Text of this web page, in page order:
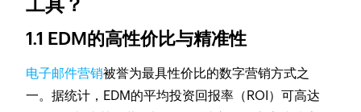
1.1 EDM的高性价比与精准性
电子邮件营销被誉为最具性价比的数字营销方式之
一。据统计，EDM的平均投资回报率（ROI）可高达